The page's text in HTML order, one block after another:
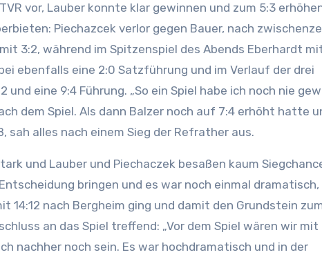
vor, Lauber konnte klar gewinnen und zum 5:3
Piechazcek verlor gegen Bauer, nach
3:2, während im Spitzenspiel des Abends Eberhardt
ebenfalls eine 2:0 Satzführung und im Verlauf der drei
eine 9:4 Führung. „So ein Spiel habe ich noch nie
dem Spiel. Als dann Balzer noch auf 7:4 erhöht hatte
alles nach einem Sieg der Refrather aus.
und Lauber und Piechaczek besaßen kaum
bringen und es war noch einmal dramatisch,
nach Bergheim ging und damit den Grundstein
an das Spiel treffend: „Vor dem Spiel wären wir mit
nachher noch sein. Es war hochdramatisch und in der